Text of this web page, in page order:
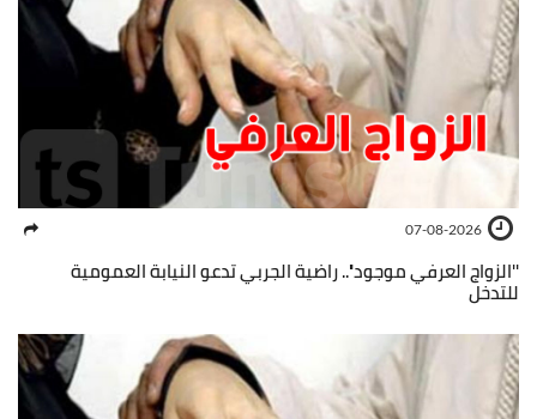
07-08-2026
''الزواج العرفي موجود''.. راضية الجربي تدعو النيابة العمومية
للتدخل